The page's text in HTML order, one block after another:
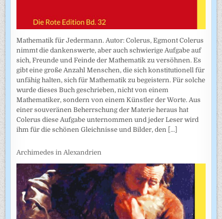
Mathematik für Jedermann. Autor: Colerus, Egmont Colerus
nimmt die dankenswerte, aber auch schwierige Aufgabe auf
sich, Freunde und Feinde der Mathematik zu versöhnen. Es
gibt eine große Anzahl Menschen, die sich konstitutionell für
unfähig halten, sich für Mathematik zu begeistern. Für solche
wurde dieses Buch geschrieben, nicht von einem
Mathematiker, sondern von einem Künstler der Worte. Aus
einer souveränen Beherrschung der Materie heraus hat
Colerus diese Aufgabe unternommen und jeder Leser wird
ihm für die schönen Gleichnisse und Bilder, den [...]
Archimedes in Alexandrien